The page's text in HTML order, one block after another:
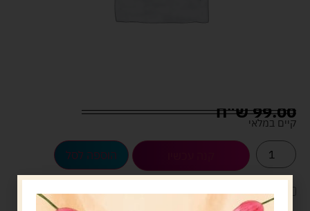
99.00ש"ח
קיים במלאי
הוספה לסל
לארוז את המוצר באריזת מתנה5.00 ש"ח ?